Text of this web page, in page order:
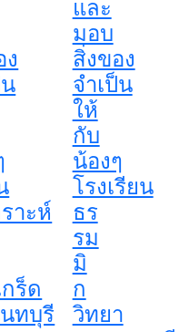
าะห์
ร็ด
ทบุรี
และ
มอบ
สิ่งของ
จำเป็น
ให้
กับ
น้องๆ
โรงเรียน
ธร
รม
มิ
ก
วิทยา